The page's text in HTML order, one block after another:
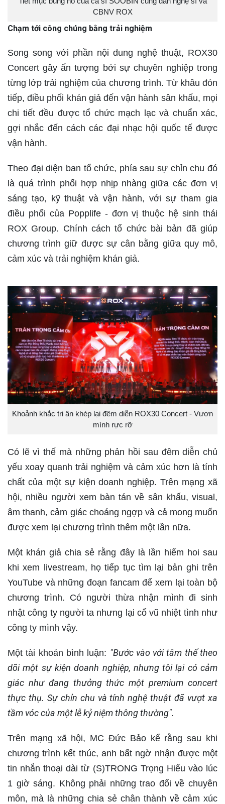
CBNV ROX
Chạm tới công chúng bằng trải nghiệm
Song song với phần nội dung nghệ thuật, ROX30
Concert gây ấn tượng bởi sự chuyên nghiệp trong
từng lớp trải nghiệm của chương trình. Từ khâu đón
tiếp, điều phối khán giả đến vận hành sân khấu, mọi
chi tiết đều được tổ chức mạch lạc và chuẩn xác,
gợi nhắc đến cách các đại nhạc hội quốc tế được
vận hành.
Theo đại diện ban tổ chức, phía sau sự chỉn chu đó
là quá trình phối hợp nhịp nhàng giữa các đơn vị
sáng tạo, kỹ thuật và vận hành, với sự tham gia
điều phối của Popplife - đơn vị thuộc hệ sinh thái
ROX Group. Chính cách tổ chức bài bản đã giúp
chương trình giữ được sự cân bằng giữa quy mô,
cảm xúc và trải nghiệm khán giả.
Khoảnh khắc tri ân khép lại đêm diễn ROX30 Concert - Vươn
mình rực rỡ
Có lẽ vì thế mà những phản hồi sau đêm diễn chủ
yếu xoay quanh trải nghiệm và cảm xúc hơn là tính
chất của một sự kiện doanh nghiệp. Trên mạng xã
hội, nhiều người xem bàn tán về sân khấu, visual,
âm thanh, cảm giác choáng ngợp và cả mong muốn
được xem lại chương trình thêm một lần nữa.
Một khán giả chia sẻ rằng đây là lần hiếm hoi sau
khi xem livestream, họ tiếp tục tìm lại bản ghi trên
YouTube và những đoạn fancam để xem lại toàn bộ
chương trình. Có người thừa nhận mình đi sinh
nhật công ty người ta nhưng lại cổ vũ nhiệt tình như
công ty mình vậy.
Một tài khoản bình luận: "Bước vào với tâm thế theo
dõi một sự kiện doanh nghiệp, nhưng tôi lại có cảm
giác như đang thưởng thức một premium concert
thực thụ. Sự chỉn chu và tính nghệ thuật đã vượt xa
tầm vóc của một lễ kỷ niệm thông thường".
Trên mạng xã hội, MC Đức Bảo kể rằng sau khi
chương trình kết thúc, anh bất ngờ nhận được một
tin nhắn thoại dài từ (S)TRONG Trọng Hiếu vào lúc
1 giờ sáng. Không phải những trao đổi về chuyên
môn, mà là những chia sẻ chân thành về cảm xúc